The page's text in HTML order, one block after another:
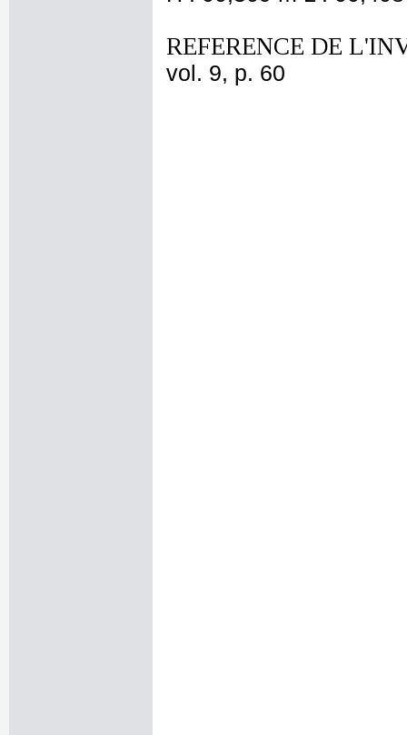
REFERENCE DE
vol. 9, p. 60